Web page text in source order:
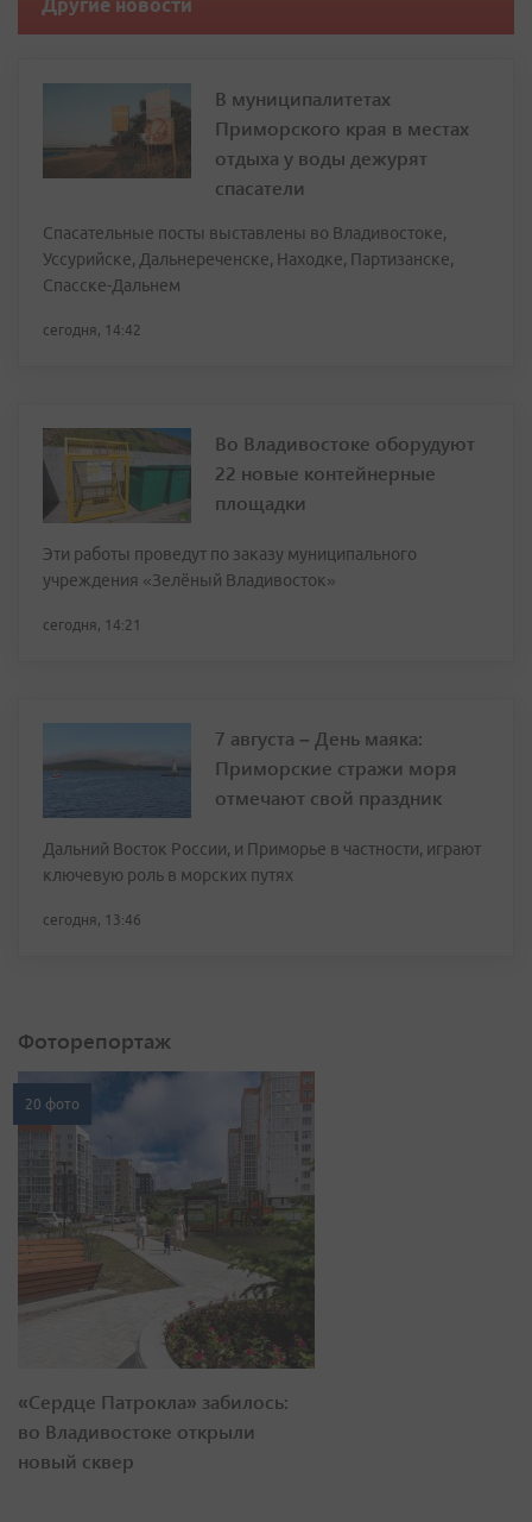
Другие новости
В муниципалитетах
Приморского края в местах
отдыха у воды дежурят
спасатели
Спасательные посты выставлены во Владивостоке,
Уссурийске, Дальнереченске, Находке, Партизанске,
Спасске-Дальнем
сегодня, 14:42
Во Владивостоке оборудуют
22 новые контейнерные
площадки
Эти работы проведут по заказу муниципального
учреждения «Зелёный Владивосток»
сегодня, 14:21
7 августа – День маяка:
Приморские стражи моря
отмечают свой праздник
Дальний Восток России, и Приморье в частности, играют
ключевую роль в морских путях
сегодня, 13:46
Фоторепортаж
20 фото
«Сердце Патрокла» забилось:
во Владивостоке открыли
новый сквер